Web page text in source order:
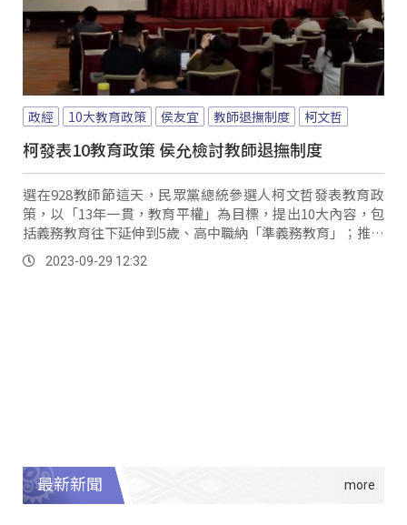
政經 10大教育政策 侯友宜 教師退撫制度 柯文哲
柯發表10教育政策 侯允檢討教師退撫制度
選在928教師節這天，民眾黨總統參選人柯文哲發表教育政
策，以「13年一貫，教育平權」為目標，提出10大內容，包
括義務教育往下延伸到5歲、高中職納「準義務教育」；推動
雙語教育、公費培育師資、免費提供教材；制定「學校午餐
專法」，規範價格級距，解決各縣市收費不一問題；並以公
2023-09-29 12:32
最新新聞